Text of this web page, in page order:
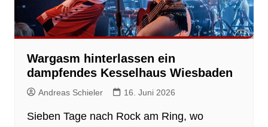
Wargasm hinterlassen ein
dampfendes Kesselhaus Wiesbaden
Andreas Schieler 16. Juni 2026
Sieben Tage nach Rock am Ring, wo